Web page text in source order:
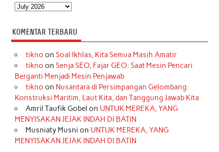
Arsip
KOMENTAR TERBARU
tikno on Soal Ikhlas, Kita Semua Masih Amatir
tikno on Senja SEO, Fajar GEO: Saat Mesin Pencari
Berganti Menjadi Mesin Penjawab
tikno on Nusantara di Persimpangan Gelombang:
Konstruksi Maritim, Laut Kita, dan Tanggung Jawab Kita
Amril Taufik Gobel on UNTUK MEREKA, YANG
MENYISAKAN JEJAK INDAH DI BATIN
Musniaty Musni on UNTUK MEREKA, YANG
MENYISAKAN JEJAK INDAH DI BATIN